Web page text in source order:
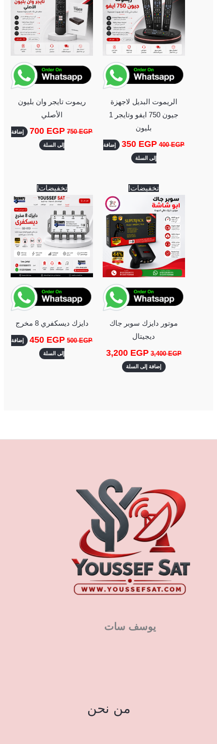
الريموت البديل لاجهزة
جيون 750 ايفو وتايجر 1
بليون
400EGP
350 EGP إضافة
إلى السلة
ريموت تايجر وان بليون
الأصلي
750EGP
700 EGP إضافة
إلى السلة
تخفيضات!
موتور دايزك سوبر جاك
ديجيتال
3,400EGP
السعر
الأصلي
3,200 EGP
هو:
3,200 EGP.
إضافة إلى السلة
تخفيضات!
دايزك ديسكفري 8 مخرج
500EGP
السعر
الأصلي
هو:
500 EGP.
450 EGP
هو:
450 EGP.
إضافة
إلى السلة
يوسف سات
من نحن